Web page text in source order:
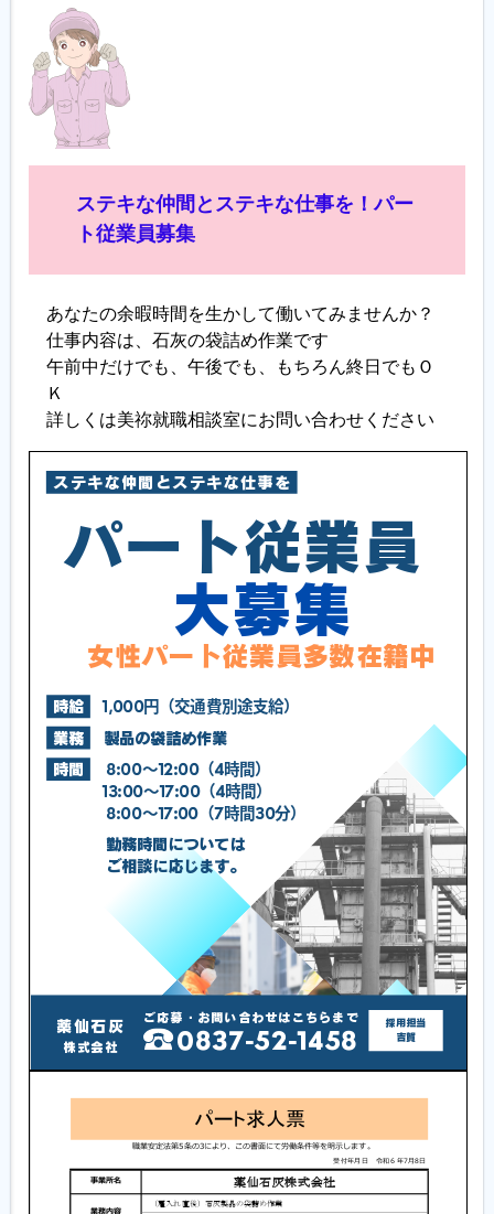
ステキな仲間とステキな仕事を！パー
ト従業員募集
あなたの余暇時間を生かして働いてみませんか？
仕事内容は、石灰の袋詰め作業です
午前中だけでも、午後でも、もちろん終日でもＯ
Ｋ
詳しくは美祢就職相談室にお問い合わせください